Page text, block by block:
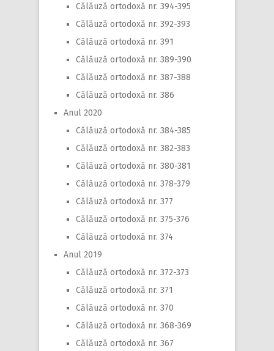
Călăuză ortodoxă nr. 394-395
Călăuză ortodoxă nr. 392-393
Călăuză ortodoxă nr. 391
Călăuză ortodoxă nr. 389-390
Călăuză ortodoxă nr. 387-388
Călăuză ortodoxă nr. 386
Anul 2020
Călăuză ortodoxă nr. 384-385
Călăuză ortodoxă nr. 382-383
Călăuză ortodoxă nr. 380-381
Călăuză ortodoxă nr. 378-379
Călăuză ortodoxă nr. 377
Călăuză ortodoxă nr. 375-376
Călăuză ortodoxă nr. 374
Anul 2019
Călăuză ortodoxă nr. 372-373
Călăuză ortodoxă nr. 371
Călăuză ortodoxă nr. 370
Călăuză ortodoxă nr. 368-369
Călăuză ortodoxă nr. 367